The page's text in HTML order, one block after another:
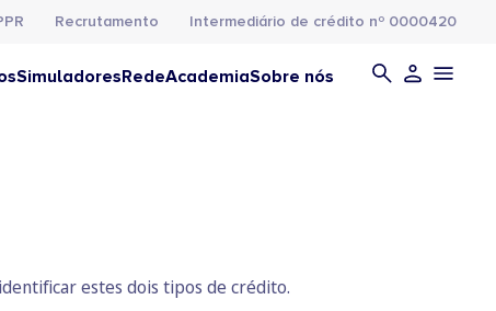
Recrutamento Intermediário de crédito nº 0000420
SimuladoresRedeAcademiaSobre nós
estes dois tipos de crédito.